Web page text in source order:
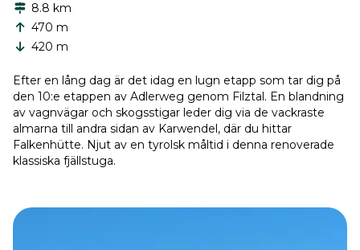
8.8 km
470 m
420 m
Efter en lång dag är det idag en lugn etapp som tar dig på
den 10:e etappen av Adlerweg genom Filztal. En blandning
av vagnvägar och skogsstigar leder dig via de vackraste
almarna till andra sidan av Karwendel, där du hittar
Falkenhütte. Njut av en tyrolsk måltid i denna renoverade
klassiska fjällstuga.